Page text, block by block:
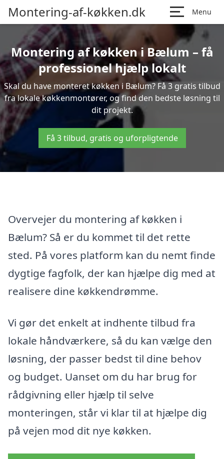
Montering-af-køkken.dk Menu
Montering af køkken i Bælum – få
professionel hjælp lokalt
Skal du have monteret køkken i Bælum? Få 3 gratis tilbud
fra lokale køkkenmontører, og find den bedste løsning til
dit projekt.
Få 3 tilbud, gratis og uforpligtende
Overvejer du montering af køkken i
Bælum? Så er du kommet til det rette
sted. På vores platform kan du nemt finde
dygtige fagfolk, der kan hjælpe dig med at
realisere dine køkkendrømme.
Vi gør det enkelt at indhente tilbud fra
lokale håndværkere, så du kan vælge den
løsning, der passer bedst til dine behov
og budget. Uanset om du har brug for
rådgivning eller hjælp til selve
monteringen, står vi klar til at hjælpe dig
på vejen mod dit nye køkken.